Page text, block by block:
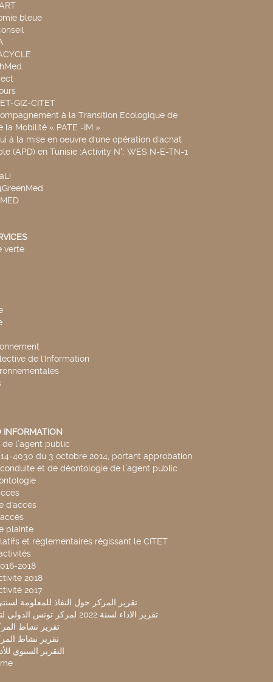
bleue
GIZ-CITET
à la Transition Ecologique de
la Mobilité « PATE -IM »
à la mise en oeuvre d'une opération d'achat
(APD) en Tunisie :Activity N°: WES N-E-TN-1
verte
de l'Information
INFORMATION
l’agent public
4030 du 3 octobre 2014, portant approbation
et de déontologie de l’agent public
d'accès
plainte
et réglementaires régissant le CITET
2018
2018
2017
تقرير المركز حول النفاذ للمعلومة لسنتي 2019-
تقرير الاداء لسنة 2022 لمركز تونس الدولي لتكنولوجيا البيئة
تقرير نشاط
تقرير نشاط المركز
التقرير السنوي